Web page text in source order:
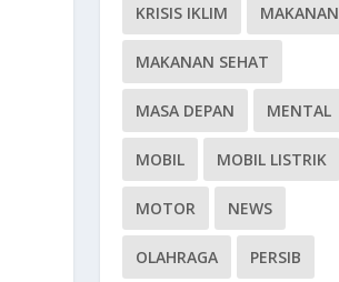
KRISIS IKLIM MAKANAN
MAKANAN SEHAT
MASA DEPAN MENTAL
MOBIL MOBIL LISTRIK
MOTOR NEWS
OLAHRAGA PERSIB